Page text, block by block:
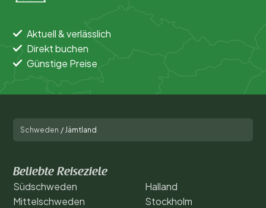
Aktuell & verlässlich
Direkt buchen
Günstige Preise
Schweden / Jämtland
Beliebte Reiseziele
Südschweden
Mittelschweden
Halland
Stockholm